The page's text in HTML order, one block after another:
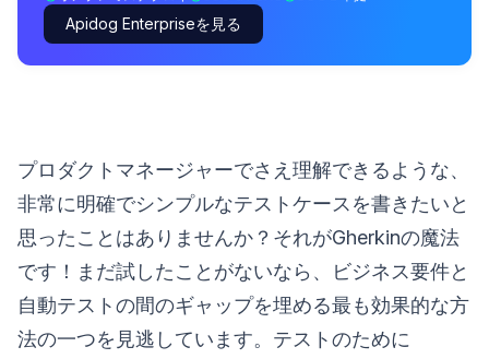
Apidog Enterpriseを見る
プロダクトマネージャーでさえ理解できるような、
非常に明確でシンプルなテストケースを書きたいと
思ったことはありませんか？それがGherkinの魔法
です！まだ試したことがないなら、ビジネス要件と
自動テストの間のギャップを埋める最も効果的な方
法の一つを見逃しています。テストのために